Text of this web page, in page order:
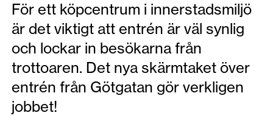
För ett köpcentrum i innerstadsmiljö
är det viktigt att entrén är väl synlig
och lockar in besökarna från
trottoaren. Det nya skärmtaket över
entrén från Götgatan gör verkligen
jobbet!